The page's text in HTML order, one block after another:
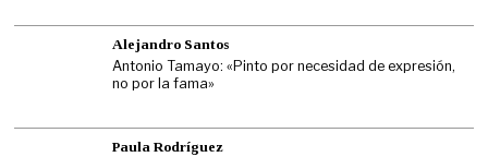
Alejandro Santos
Antonio Tamayo: «Pinto por necesidad de expresión,
no por la fama»
Paula Rodríguez